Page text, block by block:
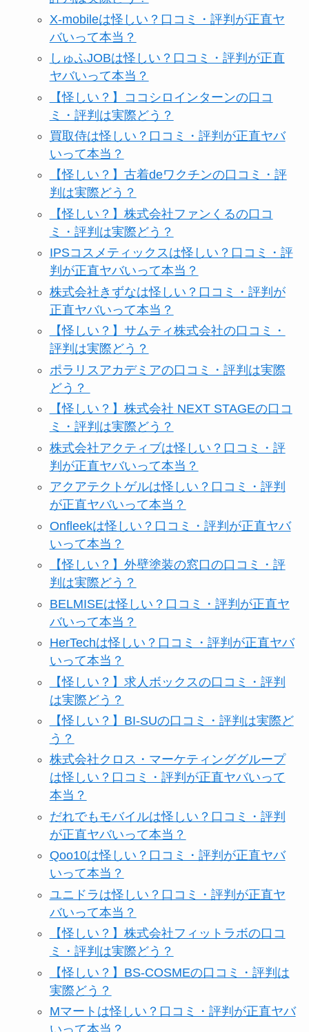
X-mobileは怪しい？口コミ・評判が正直ヤ
バいって本当？
しゅふJOBは怪しい？口コミ・評判が正直
ヤバいって本当？
【怪しい？】ココシロインターンの口コ
ミ・評判は実際どう？
買取侍は怪しい？口コミ・評判が正直ヤバ
いって本当？
【怪しい？】古着deワクチンの口コミ・評
判は実際どう？
【怪しい？】株式会社ファンくるの口コ
ミ・評判は実際どう？
IPSコスメティックスは怪しい？口コミ・評
判が正直ヤバいって本当？
株式会社きずなは怪しい？口コミ・評判が
正直ヤバいって本当？
【怪しい？】サムティ株式会社の口コミ・
評判は実際どう？
ポラリスアカデミアの口コミ・評判は実際
どう？
【怪しい？】株式会社 NEXT STAGEの口コ
ミ・評判は実際どう？
株式会社アクティブは怪しい？口コミ・評
判が正直ヤバいって本当？
アクアテクトゲルは怪しい？口コミ・評判
が正直ヤバいって本当？
Onfleekは怪しい？口コミ・評判が正直ヤバ
いって本当？
【怪しい？】外壁塗装の窓口の口コミ・評
判は実際どう？
BELMISEは怪しい？口コミ・評判が正直ヤ
バいって本当？
HerTechは怪しい？口コミ・評判が正直ヤバ
いって本当？
【怪しい？】求人ボックスの口コミ・評判
は実際どう？
【怪しい？】BI-SUの口コミ・評判は実際ど
う？
株式会社クロス・マーケティンググループ
は怪しい？口コミ・評判が正直ヤバいって
本当？
だれでもモバイルは怪しい？口コミ・評判
が正直ヤバいって本当？
Qoo10は怪しい？口コミ・評判が正直ヤバ
いって本当？
ユニドラは怪しい？口コミ・評判が正直ヤ
バいって本当？
【怪しい？】株式会社フィットラボの口コ
ミ・評判は実際どう？
【怪しい？】BS-COSMEの口コミ・評判は
実際どう？
Mマートは怪しい？口コミ・評判が正直ヤバ